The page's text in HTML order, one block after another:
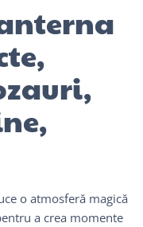
o atmosferă magică
a crea momente